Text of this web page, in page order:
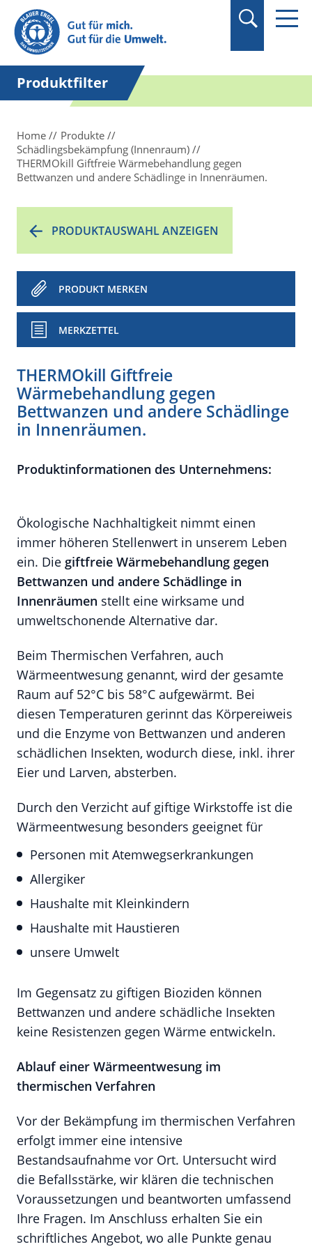
Suchbegriff in
Anführungszeichen
setzen.
Produktfilter
Home
Produkte
Schädlingsbekämpfung (Innenraum)
THERMOkill Giftfreie Wärmebehandlung gegen
Bettwanzen und andere Schädlinge in Innenräumen.
PRODUKTAUSWAHL ANZEIGEN
PRODUKT MERKEN
MERKZETTEL
THERMOkill Giftfreie
Wärmebehandlung gegen
Bettwanzen und andere Schädlinge
in Innenräumen.
Produktinformationen des Unternehmens:
Ökologische Nachhaltigkeit nimmt einen
immer höheren Stellenwert in unserem Leben
ein. Die giftfreie Wärmebehandlung gegen
Bettwanzen und andere Schädlinge in
Innenräumen stellt eine wirksame und
umweltschonende Alternative dar.
Beim Thermischen Verfahren, auch
Wärmeentwesung genannt, wird der gesamte
Raum auf 52°C bis 58°C aufgewärmt. Bei
diesen Temperaturen gerinnt das Körpereiweis
und die Enzyme von Bettwanzen und anderen
schädlichen Insekten, wodurch diese, inkl. ihrer
Eier und Larven, absterben.
Durch den Verzicht auf giftige Wirkstoffe ist die
Wärmeentwesung besonders geeignet für
Personen mit Atemwegserkrankungen
Allergiker
Haushalte mit Kleinkindern
Haushalte mit Haustieren
unsere Umwelt
Im Gegensatz zu giftigen Bioziden können
Bettwanzen und andere schädliche Insekten
keine Resistenzen gegen Wärme entwickeln.
Ablauf einer Wärmeentwesung im
thermischen Verfahren
Vor der Bekämpfung im thermischen Verfahren
erfolgt immer eine intensive
Bestandsaufnahme vor Ort. Untersucht wird
die Befallsstärke, wir klären die technischen
Voraussetzungen und beantworten umfassend
Ihre Fragen. Im Anschluss erhalten Sie ein
schriftliches Angebot, wo alle Punkte genau